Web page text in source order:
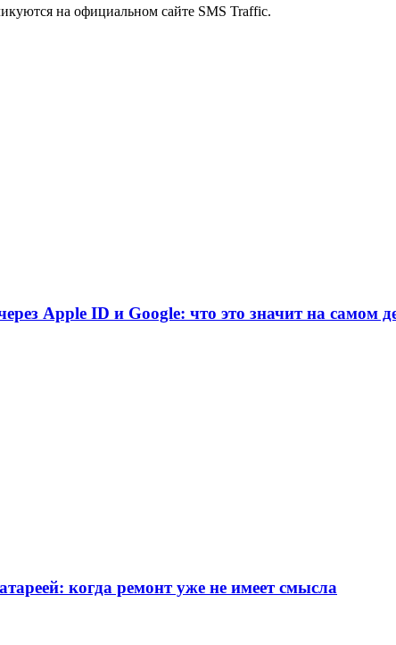
на официальном сайте SMS Traffic.
Apple ID и Google: что это значит на самом
когда ремонт уже не имеет смысла